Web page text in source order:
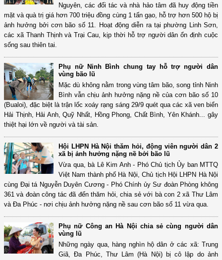
Nguyên, các đối tác và nhà hảo tâm đã huy động tiền
mặt và quà trị giá hơn 700 triệu đồng cùng 1 tấn gạo, hỗ trợ hơn 500 hộ bị
ảnh hưởng bởi cơn bão số 11. Hoạt động diễn ra tại phường Linh Sơn,
các xã Thanh Thịnh và Trại Cau, kịp thời hỗ trợ người dân ổn định cuộc
sống sau thiên tai.
Phụ nữ Ninh Bình chung tay hỗ trợ người dân
vùng bão lũ
Mặc dù không nằm trong vùng tâm bão, song tỉnh Ninh
Bình vẫn chịu ảnh hưởng nặng nề của cơn bão số 10
(Bualoi), đặc biệt là trận lốc xoáy rạng sáng 29/9 quét qua các xã ven biển
Hải Thịnh, Hải Anh, Quỹ Nhất, Hồng Phong, Chất Bình, Yên Khánh... gây
thiệt hại lớn về người và tài sản.
Hội LHPN Hà Nội thăm hỏi, động viên người dân 2
xã bị ảnh hưởng nặng nề bởi bão lũ
Vừa qua, bà Lê Kim Anh - Phó Chủ tịch Ủy ban MTTQ
Việt Nam thành phố Hà Nội, Chủ tịch Hội LHPN Hà Nội
cùng Đại tá Nguyễn Duyên Cương - Phó Chính ủy Sư đoàn Phòng không
361 và đoàn công tác đã đến thăm hỏi, chia sẻ với bà con 2 xã Thư Lâm
và Đa Phúc - nơi chịu ảnh hưởng nặng nề sau cơn bão số 11 vừa qua.
Phụ nữ Công an Hà Nội chia sẻ cùng người dân
vùng lũ
Những ngày qua, hàng nghìn hộ dân ở các xã: Trung
Giã, Đa Phúc, Thư Lâm (Hà Nội) bị cô lập do ảnh